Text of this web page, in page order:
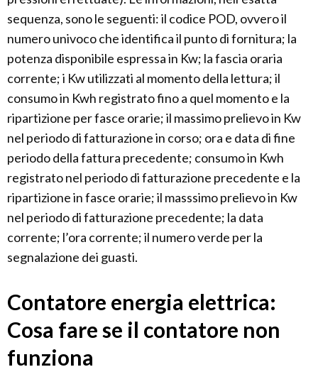
sequenza, sono le seguenti: il codice POD, ovvero il
numero univoco che identifica il punto di fornitura; la
potenza disponibile espressa in Kw; la fascia oraria
corrente; i Kw utilizzati al momento della lettura; il
consumo in Kwh registrato fino a quel momento e la
ripartizione per fasce orarie; il massimo prelievo in Kw
nel periodo di fatturazione in corso; ora e data di fine
periodo della fattura precedente; consumo in Kwh
registrato nel periodo di fatturazione precedente e la
ripartizione in fasce orarie; il masssimo prelievo in Kw
nel periodo di fatturazione precedente; la data
corrente; l’ora corrente; il numero verde per la
segnalazione dei guasti.
Contatore energia elettrica:
Cosa fare se il contatore non
funziona